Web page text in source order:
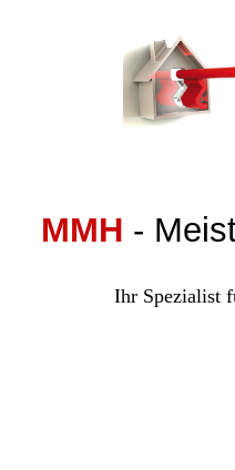
MMH -
Ihr Spezialist für